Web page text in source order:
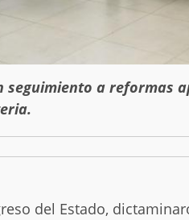
seguimiento a reformas
del Estado,